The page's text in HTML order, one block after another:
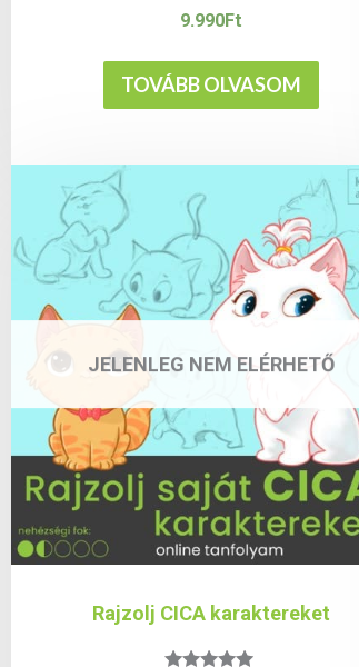
9.990Ft
TOVÁBB OLVASOM
JELENLEG NEM ELÉRHETŐ
Rajzolj CICA karaktereket